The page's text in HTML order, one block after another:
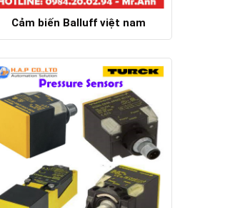
Cảm biến Balluff việt nam